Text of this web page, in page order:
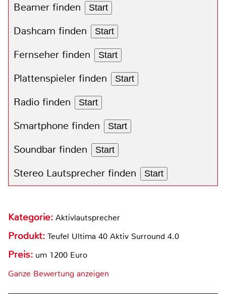
Beamer finden Start
Dashcam finden Start
Fernseher finden Start
Plattenspieler finden Start
Radio finden Start
Smartphone finden Start
Soundbar finden Start
Stereo Lautsprecher finden Start
Kategorie: Aktivlautsprecher
Produkt: Teufel Ultima 40 Aktiv Surround 4.0
Preis: um 1200 Euro
Ganze Bewertung anzeigen